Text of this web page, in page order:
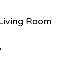
Room